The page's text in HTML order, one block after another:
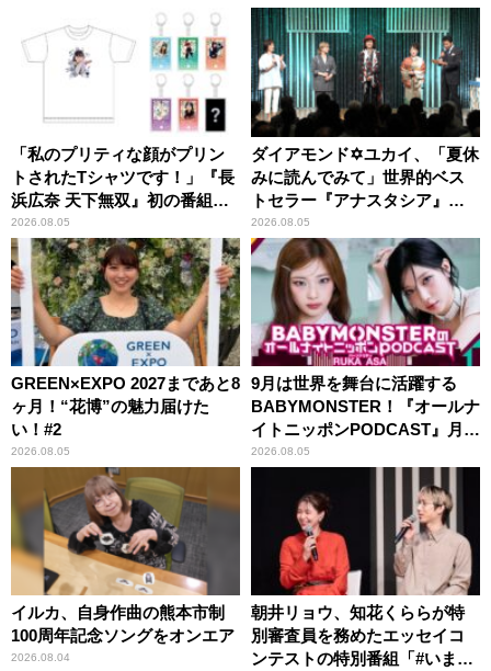
「私のプリティな顔がプリン
トされたTシャツです！」『長
浜広奈 天下無双』初の番組グ
ッズ発売
2026.08.05
ダイアモンド✡ユカイ、「夏休
みに読んでみて」世界的ベス
トセラー『アナスタシア』を
紹介
2026.08.05
GREEN×EXPO 2027まであと8
ヶ月！“花博”の魅力届けた
い！#2
2026.08.05
9月は世界を舞台に活躍する
BABYMONSTER！『オールナ
イトニッポンPODCAST』月替
わりパーソナリティ
2026.08.05
イルカ、自身作曲の熊本市制
100周年記念ソングをオンエア
2026.08.04
朝井リョウ、知花くららが特
別審査員を務めたエッセイコ
ンテストの特別番組「#いまあ